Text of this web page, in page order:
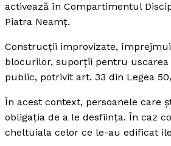
activează în Compartimentul
Piatra Neamţ.
Construcţii improvizate,
blocurilor, suporţii pentru
public, potrivit art. 33 din Legea
În acest context, persoanele care
obligaţia de a le desfiinţa. În caz
cheltuiala celor ce le-au edificat